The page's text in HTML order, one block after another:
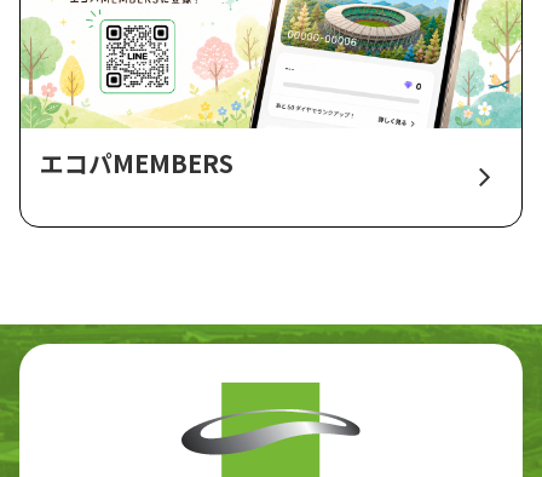
エコパMEMBERS